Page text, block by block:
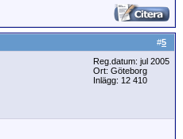
#5
Reg.datum: jul 2005
Ort: Göteborg
Inlägg: 12 410